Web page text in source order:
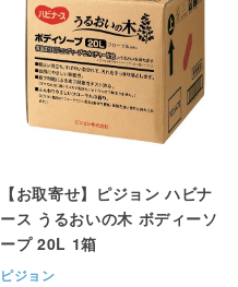
【お取寄せ】ピジョン ハビナ
ース うるおいの木 ボディーソ
ープ 20L 1箱
ピジョン